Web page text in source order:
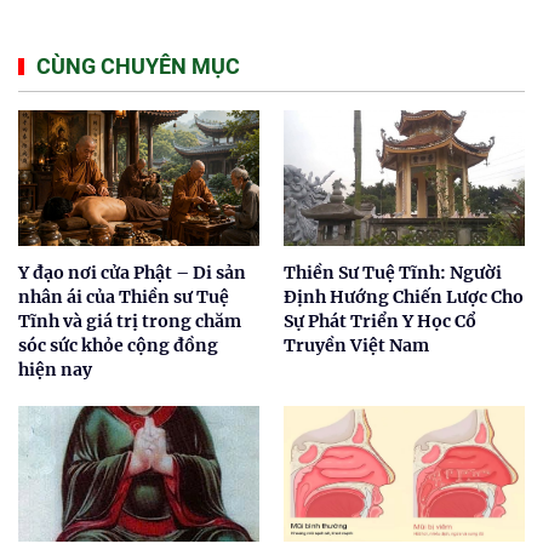
CÙNG CHUYÊN MỤC
Y đạo nơi cửa Phật – Di sản
nhân ái của Thiền sư Tuệ
Tĩnh và giá trị trong chăm
sóc sức khỏe cộng đồng
hiện nay
Thiền Sư Tuệ Tĩnh: Người
Định Hướng Chiến Lược Cho
Sự Phát Triển Y Học Cổ
Truyền Việt Nam